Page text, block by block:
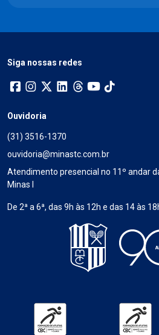
Siga nossas redes
Ouvidoria
(31) 3516-1370
ouvidoria@minastc.com.br
Atendimento presencial no 11º andar
Minas I
De 2ª a 6ª, das 9h às 12h e das 14 às